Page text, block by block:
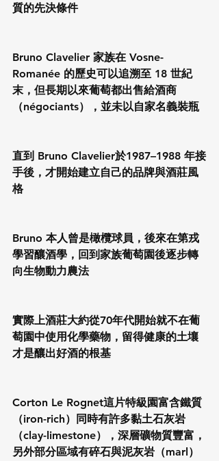
質的先決條件
Bruno Clavelier 家族在 Vosne-
Romanée 的歷史可以追溯至 18 世紀
末，但長期以來葡萄都出售給酒商
（négociants），並未以自家名義裝瓶
直到 Bruno Clavelier於1987–1988 年接
手後，才開始建立自己的品牌與酒莊風
格
Bruno 本人曾是橄欖球員，後來在第戎
學習釀酒學，回到家族葡萄園後逐步轉
向生物動力農法
實際上酒莊大約從70年代開始就不在葡
萄園中使用化學藥物，留得健康的土壤
才是釀出好酒的根基
Corton Le Rognet這片特級園富含鐵質
（iron-rich）同時有許多黏土石灰岩
（clay-limestone），深層礦物質豐富，
另外部分區域有碎石與泥灰岩（marl）